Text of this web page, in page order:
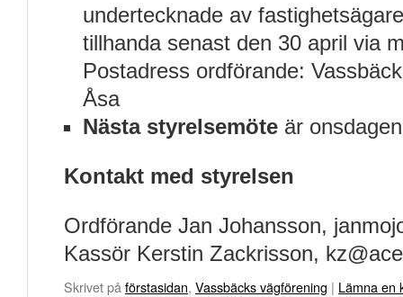
undertecknade av
tillhanda senast den 30 april via
Postadress ordförande:
Åsa
Nästa styrelsemöte är
Kontakt med styrelsen
Ordförande Jan Johansson,
Kassör Kerstin Zackrisson,
Skrivet på förstasidan, Vassbäcks vägförening | Lämna en